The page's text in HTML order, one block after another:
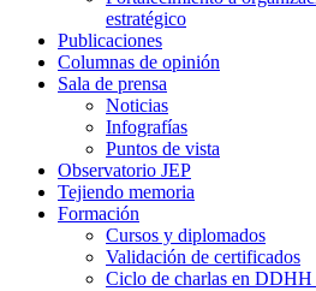
estratégico
Publicaciones
Columnas de opinión
Sala de prensa
Noticias
Infografías
Puntos de vista
Observatorio JEP
Tejiendo memoria
Formación
Cursos y diplomados
Validación de certificados
Ciclo de charlas en